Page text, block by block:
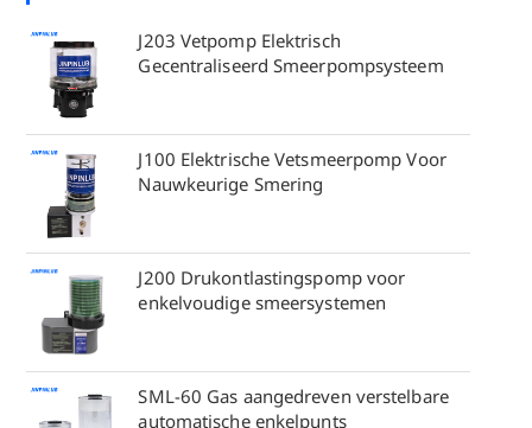
J203 Vetpomp Elektrisch
Gecentraliseerd Smeerpompsysteem
J100 Elektrische Vetsmeerpomp Voor
Nauwkeurige Smering
J200 Drukontlastingspomp voor
enkelvoudige smeersystemen
SML-60 Gas aangedreven verstelbare
automatische enkelpunts